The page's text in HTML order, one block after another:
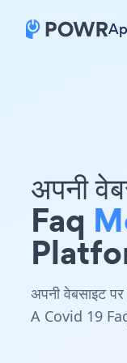
अपनी
Faq
अपनी वेबसाइट
A Covid 19